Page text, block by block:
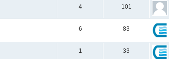
4 101
6 83
1 33